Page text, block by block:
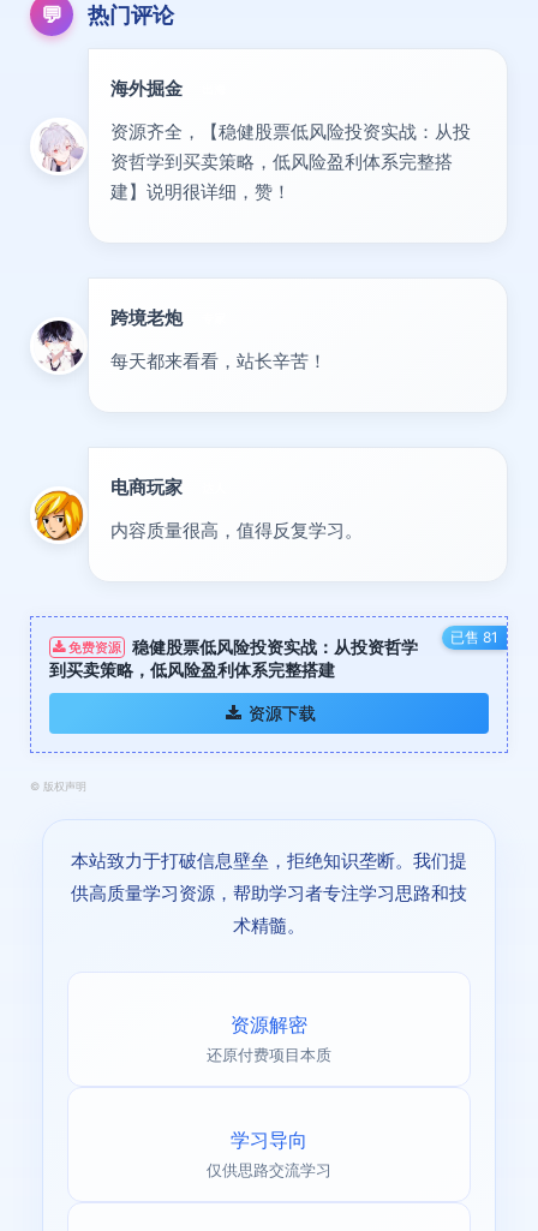
💬 热门评论
海外掘金
资源齐全，【稳健股票低风险投资实战：从投
资哲学到买卖策略，低风险盈利体系完整搭
建】说明很详细，赞！
跨境老炮
每天都来看看，站长辛苦！
电商玩家
内容质量很高，值得反复学习。
已售 81
免费资源
稳健股票低风险投资实战：从投资哲学
到买卖策略，低风险盈利体系完整搭建
资源下载
© 版权声明
本站致力于打破信息壁垒，拒绝知识垄断。我们提
供高质量学习资源，帮助学习者专注学习思路和技
术精髓。
资源解密
还原付费项目本质
学习导向
仅供思路交流学习